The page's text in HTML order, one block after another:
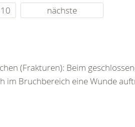
10 nächste
(Frakturen): Beim
im Bruchbereich eine Wunde